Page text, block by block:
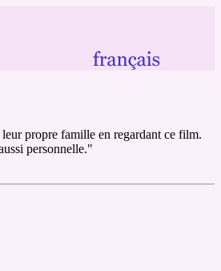
leur propre famille en regardant ce film.
personnelle."